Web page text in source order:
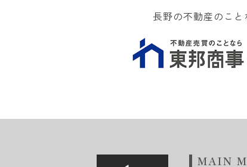
長野の不動産のこ
MAIN